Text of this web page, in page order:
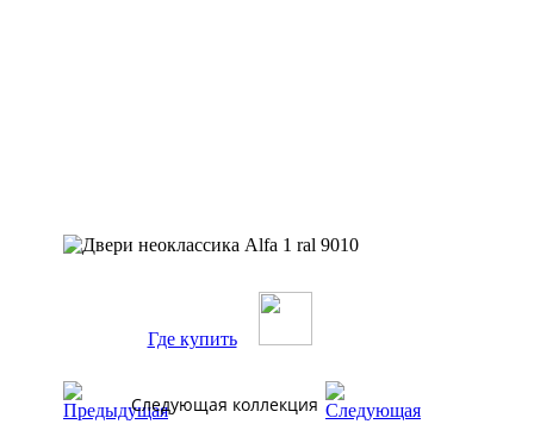
Где купить
Следующая коллекция